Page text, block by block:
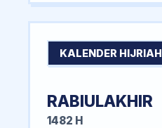
KALENDER HIJRIAH
RABIULAKHIR
1482 H